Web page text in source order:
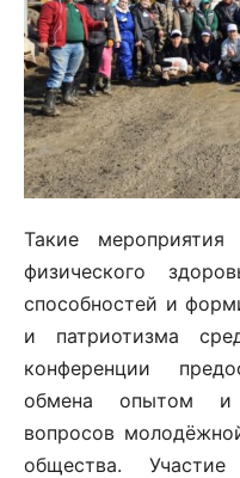
Такие мероприятия
физического
способностей и
и патриотизма
конференции
обмена опытом и
вопросов
общества.